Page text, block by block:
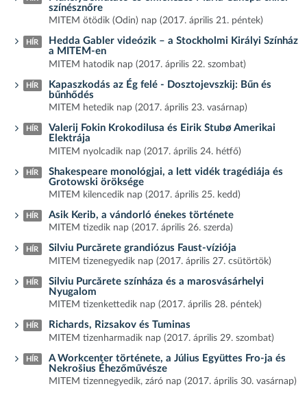
színésznőre
MITEM ötödik (Odin) nap (2017. április 21. péntek)
HÍR
Hedda Gabler videózik – a Stockholmi Királyi Színház
a MITEM-en
MITEM hatodik nap (2017. április 22. szombat)
HÍR
Kapaszkodás az Ég felé - Dosztojevszkij: Bűn és
bűnhődés
MITEM hetedik nap (2017. április 23. vasárnap)
HÍR
Valerij Fokin Krokodilusa és Eirik Stubø Amerikai
Elektrája
MITEM nyolcadik nap (2017. április 24. hétfő)
HÍR
Shakespeare monológjai, a lett vidék tragédiája és
Grotowski öröksége
MITEM kilencedik nap (2017. április 25. kedd)
HÍR Asik Kerib, a vándorló énekes története
MITEM tizedik nap (2017. április 26. szerda)
HÍR Silviu Purcărete grandiózus Faust-víziója
MITEM tizenegyedik nap (2017. április 27. csütörtök)
HÍR
Silviu Purcărete színháza és a marosvásárhelyi
Nyugalom
MITEM tizenkettedik nap (2017. április 28. péntek)
HÍR Richards, Rizsakov és Tuminas
MITEM tizenharmadik nap (2017. április 29. szombat)
HÍR
A Workcenter története, a Július Együttes Fro-ja és
Nekrošius Éhezőművésze
MITEM tizennegyedik, záró nap (2017. április 30. vasárnap)